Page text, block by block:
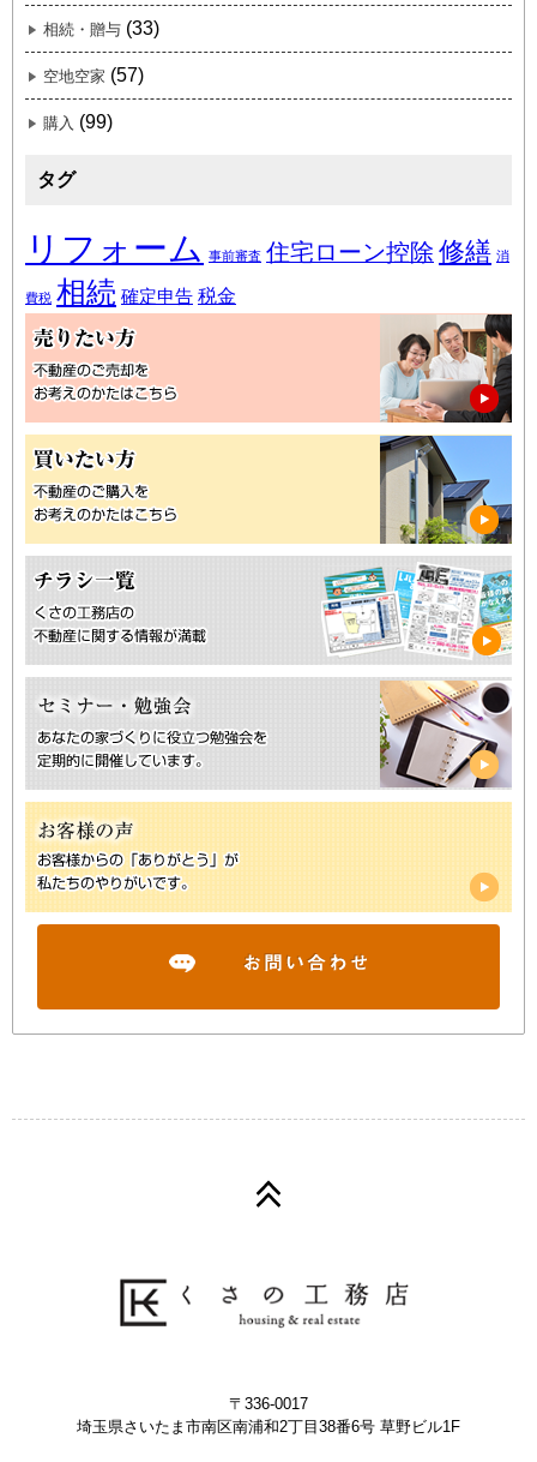
相続・贈与 (33)
空地空家 (57)
購入 (99)
タグ
リフォーム 事前審査 住宅ローン控除 修繕 消
費税 相続 確定申告 税金
〒336-0017
埼玉県さいたま市南区南浦和2丁目38番6号 草野ビル1F